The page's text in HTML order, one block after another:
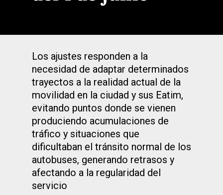
Los ajustes responden a la
necesidad de adaptar determinados
trayectos a la realidad actual de la
movilidad en la ciudad y sus Eatim,
evitando puntos donde se vienen
produciendo acumulaciones de
tráfico y situaciones que
dificultaban el tránsito normal de los
autobuses, generando retrasos y
afectando a la regularidad del
servicio